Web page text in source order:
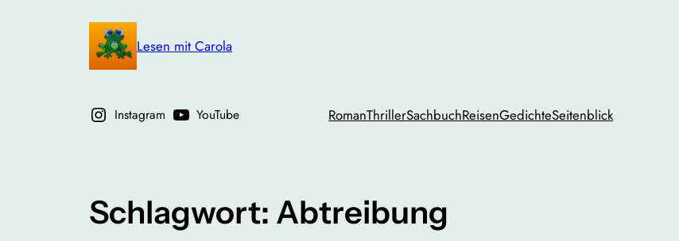
Lesen mit Carola
Instagram YouTube RomanThrillerSachbuchReisenGedichteSeitenblick
Schlagwort: Abtreibung